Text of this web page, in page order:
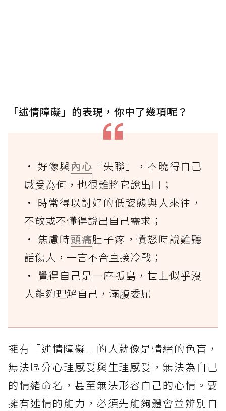
「述情障礙」的表現，你中了幾項呢？
• 好像與內心 「失聯」，不曉得自己
感受為何，也很難將它說出口；
• 時常得以討好的低姿態與人來往，
不敢或不懂得說出自己需求；
• 焦慮時頭痛肚子疼，憤怒時說難聽
話傷人，一言不合直接冷戰；
• 覺得自己是一座孤島，世上似乎沒
人能夠理解自己，滿腹委屈
擁有「述情障礙」的人就像是情緒的色盲，
無法區分心理感受與生理感受，無法為自己
的情緒命名，甚至無法形容自己的心情。要
擁有述情的能力，必須先能夠體會並辨別自